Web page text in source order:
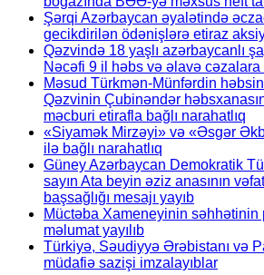
Şərqi Azərbaycan əyalətində
gecikdirilən ödənişlərə etiraz
Qəzvində 18 yaşlı azərbaycanlı
Nəcəfi 9 il həbs və əlavə
Məsud Türkmən-Münfərdin
Qəzvinin Çubinəndər
məcburi etirafla bağlı narahatlıq
«Siyamək Mirzəyi» və «Əsgər
ilə bağlı narahatlıq
Güney Azərbaycan Demokratik
sayın Ata beyin əziz anasının
başsağlığı mesajı yayıb
Müctəba Xameneyinin
məlumat yayılıb
Türkiyə, Səudiyyə Ərəbistanı və
müdafiə sazişi imzalayıblar